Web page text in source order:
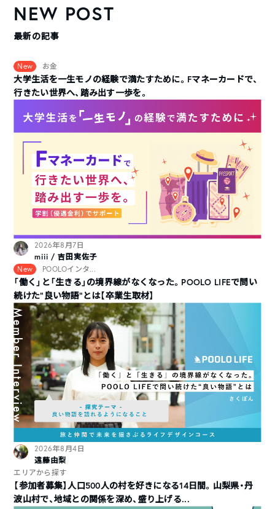
NEW POST
最新の記事
New お金
大学生活を一生モノの経験で満たすために。Fマネーカードで、
行きたい世界へ、踏み出す一歩を。
2026年8月7日
miii / 吉田実佐子
New
POOLOインタ...
「働く」と「生きる」の境界線がなくなった。POOLO LIFEで問い
続けた“良い物語”とは【卒業生取材】
2026年8月4日
遠藤由梨
エリアから探す
【参加者募集】人口500人の村を好きになる14日間。山梨県・丹
波山村で、地域との関係を深め、盛り上げる...